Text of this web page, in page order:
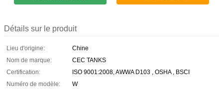
Détails sur le produit
Lieu d'origine:
Chine
Nom de marque:
CEC TANKS
Certification:
ISO 9001:2008, AWWA D103 , OSHA , BSCI
Numéro de modèle:
W